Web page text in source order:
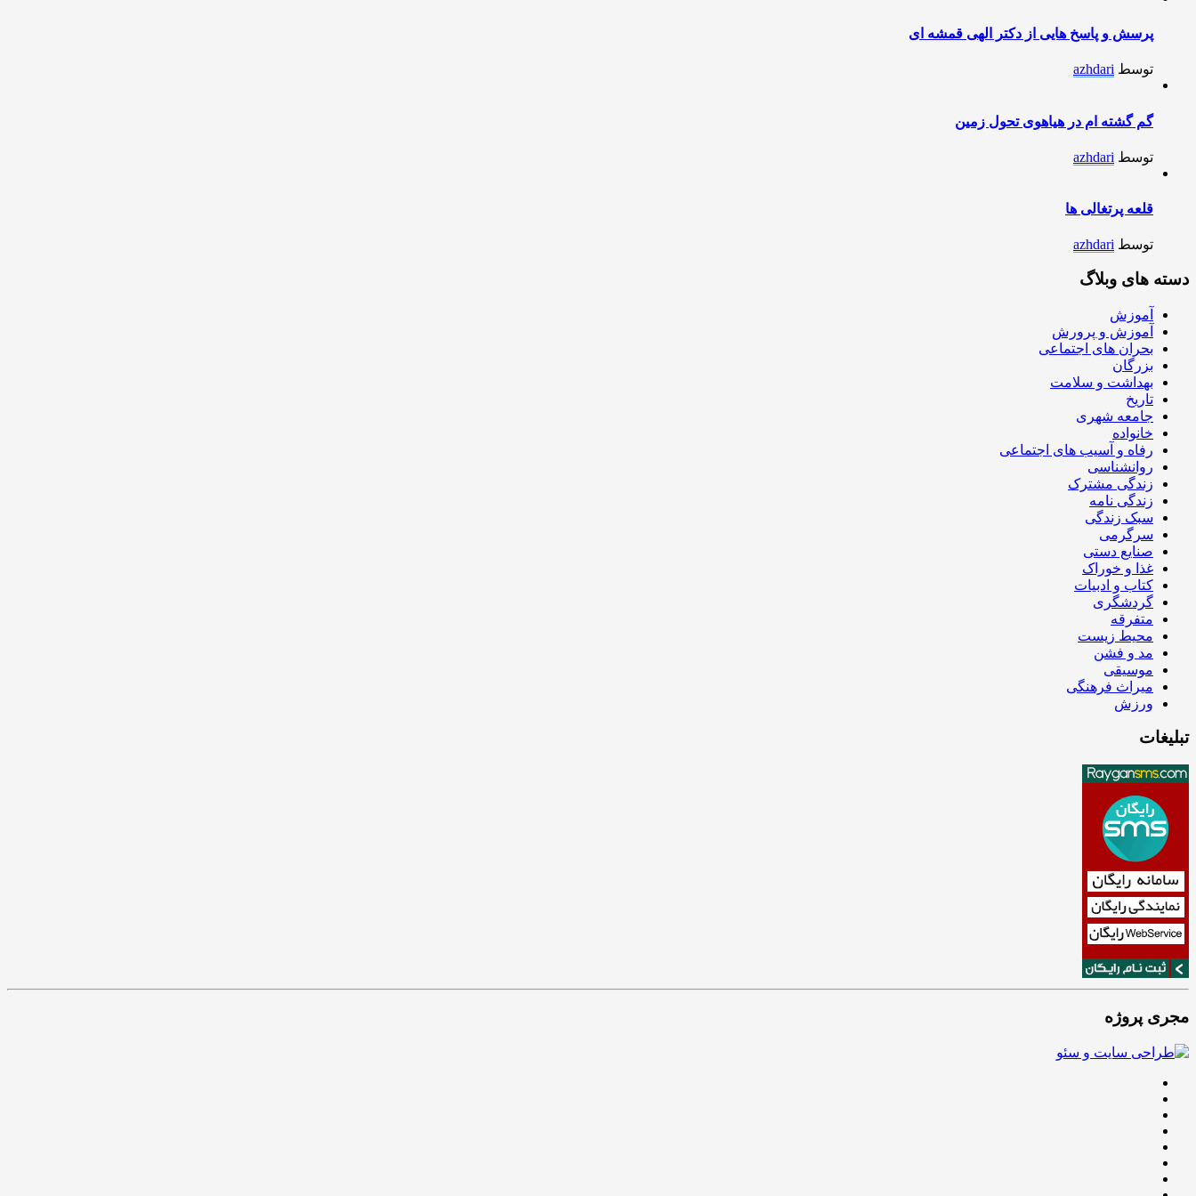
پرسش و پاسخ هایی از دکتر الهی قمشه ای
توسط azhdari
گم گشته ام در هیاهوی تحول زمین
توسط azhdari
قلعه پرتغالی ها
توسط azhdari
دسته های وبلاگ
آموزش
آموزش و پرورش
بحران های اجتماعی
بزرگان
بهداشت و سلامت
تاریخ
جامعه شهری
خانواده
رفاه و آسیب های اجتماعی
روانشناسی
زندگی مشترک
زندگی نامه
سبک زندگی
سرگرمی
صنایع دستی
غذا و خوراک
کتاب و ادبیات
گردشگری
متفرقه
محیط زیست
مد و فشن
موسیقی
میراث فرهنگی
ورزش
تبلیغات
مجری پروژه